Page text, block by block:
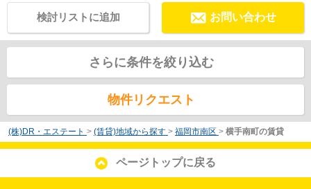
お問い合わせ
検討リストに追加
さらに条件を絞り込む
物件リクエスト
(株)DR・エステート > (賃貸)地域から探す > 福岡市南区 > 横手南町の賃貸
ページトップに戻る